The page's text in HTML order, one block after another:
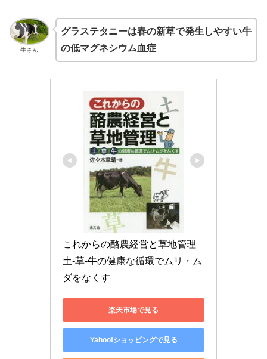
牛さん
グラステタニーは春の新草で発生しやすい牛
の低マグネシウム血症
これからの酪農経営と草地管理
土-草-牛の健康な循環でムリ・ム
ダをなくす
楽天市場で見る
Yahoo!ショッピングで見る